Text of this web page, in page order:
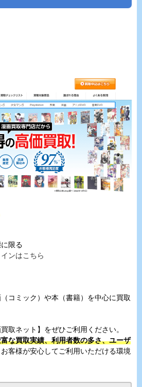
限る
ンはこちら
コミック）や本（書籍）を中心に買取
取ネット】をぜひご利用ください。
な買取実績、利用者数の多さ、ユーザ
お客様が安心してご利用いただける環境